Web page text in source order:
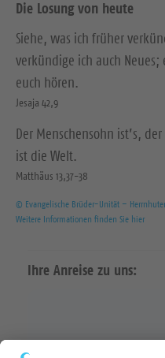
Die Losung von heute
Siehe, was ich früher
verkündige ich auch Neues;
euch hören.
Jesaja 42,9
Der Menschensohn ist’s,
ist die Welt.
Matthäus 13,37-38
© Evangelische Brüder-Unität –
Weitere Informationen finden Sie hier
Ihre Anreise zu uns: